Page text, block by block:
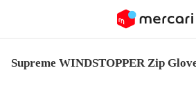
Supreme WINDSTOPPER Zip